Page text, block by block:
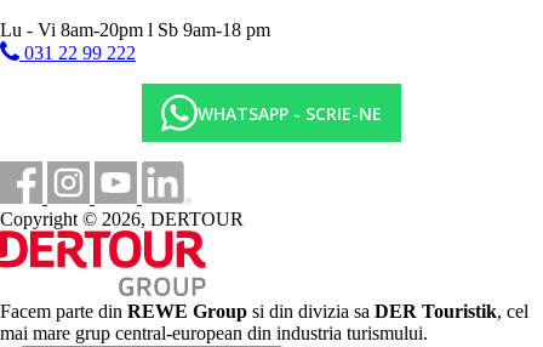
cu nisip
sezlonguri si prosoape gratuit
Activitati sportive gratuite
teren de tenis
aerobic
aerobic in apa
volei pe plaja
programe de seara
programe de animatie
tenis
tenis de masa
Activitati sportive contra cost
Lu - Vi 8am-20pm l Sb 9am-18 pm
031 22 99 222
WHATSAPP - SCRIE-NE
Copyright © 2026, DERTOUR
Facem parte din REWE Group si din divizia sa DER Touristik, cel
mai mare grup central-european din industria turismului.